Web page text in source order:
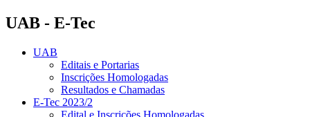
UAB - E-Tec
UAB
Editais e Portarias
Inscrições Homologadas
Resultados e Chamadas
E-Tec 2023/2
Edital e Inscrições Homologadas